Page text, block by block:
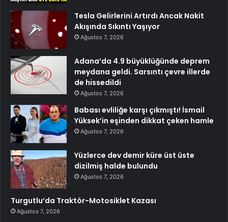
Tesla Gelirlerini Artırdı Ancak Nakit
Akışında Sıkıntı Yaşıyor
Ağustos 7, 2026
Adana’da 4.9 büyüklüğünde deprem
meydana geldi. Sarsıntı çevre illerde
de hissedildi
Ağustos 7, 2026
Babası evliliğe karşı çıkmıştı! İsmail
Yüksek’in eşinden dikkat çeken hamle
Ağustos 7, 2026
Yüzlerce dev demir küre üst üste
dizilmiş halde bulundu
Ağustos 7, 2026
Turgutlu’da Traktör-Motosiklet Kazası
Ağustos 7, 2026